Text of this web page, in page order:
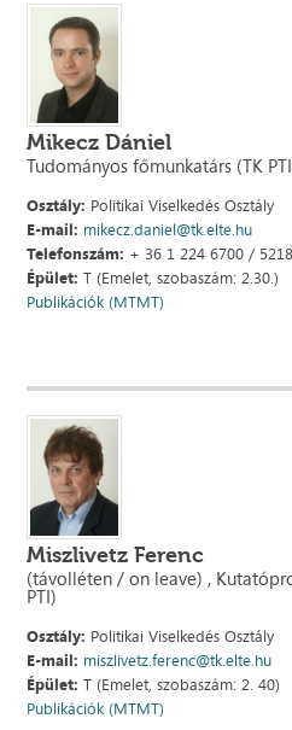
Mikecz Dániel
Tudományos főmunkatárs (TK
Osztály: Politikai Viselkedés Osztály
E-mail: mikecz.daniel@tk.elte.hu
Telefonszám: + 36 1 224 6700 / 5218
Épület: T (Emelet, szobaszám: 2.30.)
Publikációk (MTMT)
Miszlivetz Ferenc
(távolléten / on leave) ,
PTI)
Osztály: Politikai Viselkedés Osztály
E-mail: miszlivetz.ferenc@tk.elte.hu
Épület: T (Emelet, szobaszám: 2. 40)
Publikációk (MTMT)